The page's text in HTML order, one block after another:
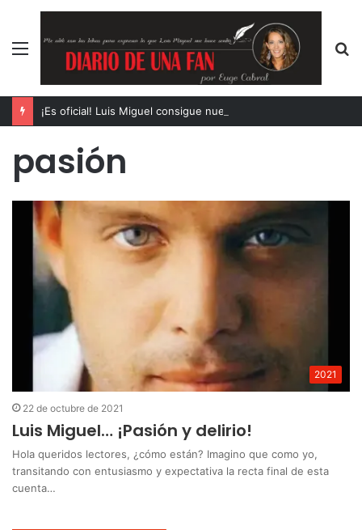
Menú
pasión
2021
22 de octubre de 2021
Luis Miguel… ¡Pasión y delirio!
Hola queridos lectores, ¿cómo están? Imagino que como yo,
transitando con entusiasmo y expectativa la recta final de esta
cuenta…